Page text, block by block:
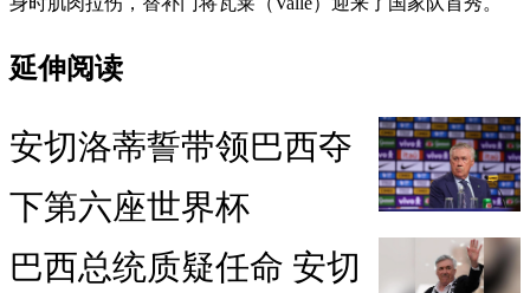
延伸阅读
安切洛蒂誓带领巴西夺
下第六座世界杯
巴西总统质疑任命 安切